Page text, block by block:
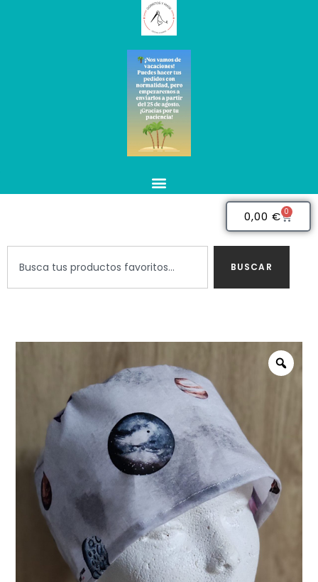
0,00 € 0
BUSCAR